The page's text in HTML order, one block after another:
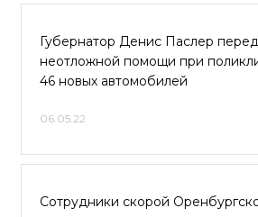
Губернатор Денис Паслер
неотложной помощи при
46 новых автомобилей
06.05.22
Сотрудники скорой